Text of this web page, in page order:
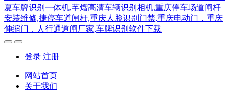
登录 注册
网站首页
关于我们